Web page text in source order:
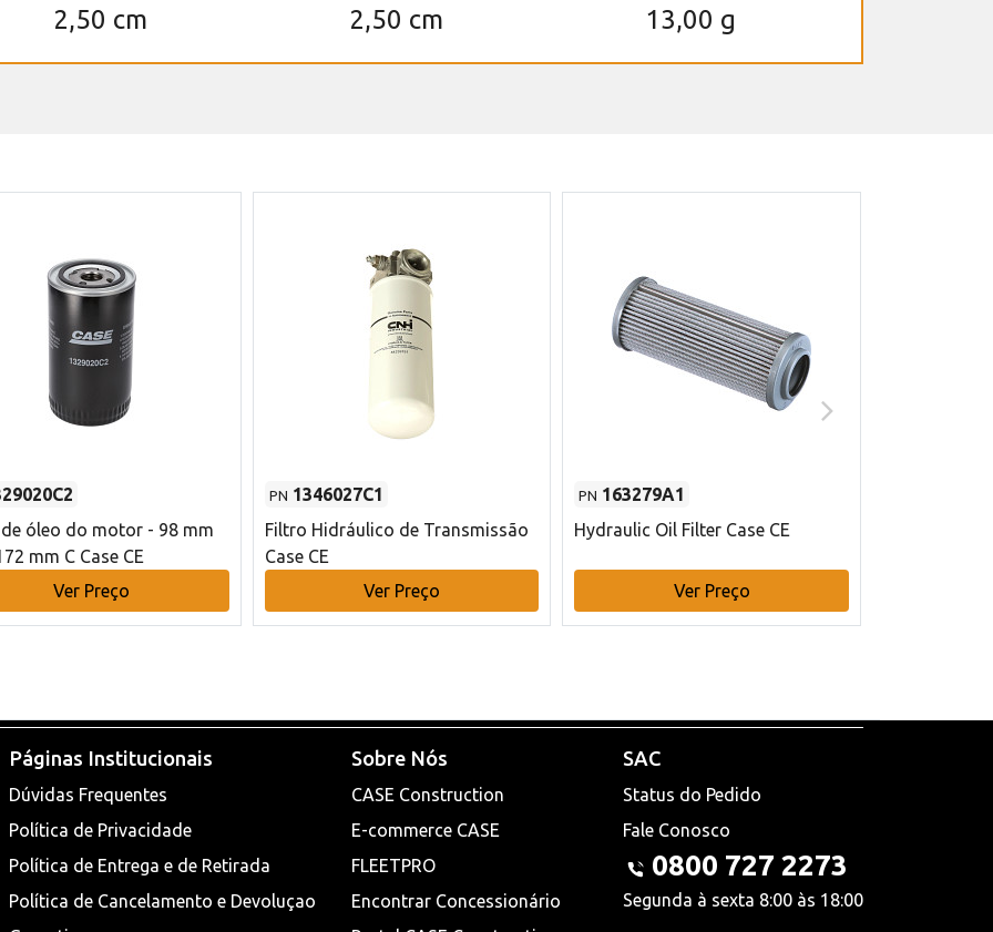
2,50 cm 2,50 cm 13,00 g
óleo do motor - 98 mm
mm C Case CE
Ver Preço
PN 1346027C1
Filtro Hidráulico de Transmissão
Case CE
Ver Preço
PN 163279A1
Hydraulic Oil Filter Case CE
Ver Preço
Páginas Institucionais
Dúvidas Frequentes
Política de Privacidade
Política de Entrega e de Retirada
Política de Cancelamento e Devoluçao
Sobre Nós
CASE Construction
E-commerce CASE
FLEETPRO
Encontrar Concessionário
SAC
Status do Pedido
Fale Conosco
0800 727 2273
Segunda à sexta 8:00 às 18:00